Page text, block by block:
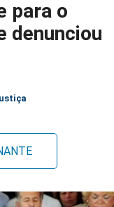
no
no
para o
denunciou